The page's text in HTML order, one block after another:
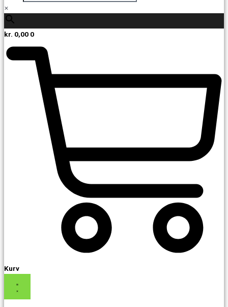
×
kr. 0,00 0
Kurv